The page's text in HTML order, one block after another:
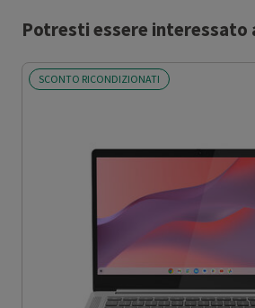
Potresti essere interessato
SCONTO RICONDIZIONATI